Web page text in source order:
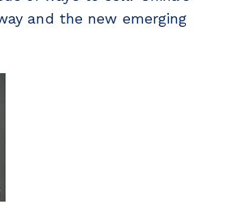
and the new emerging